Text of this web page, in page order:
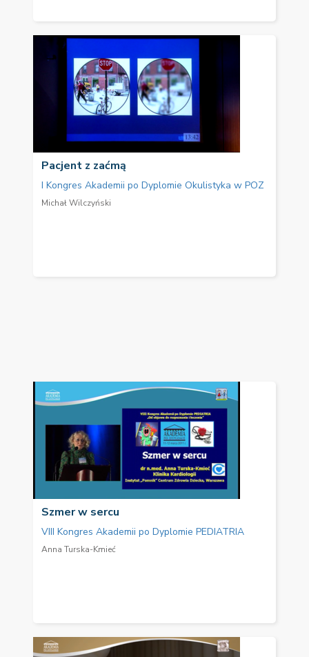
Pacjent z zaćmą
I Kongres Akademii po Dyplomie Okulistyka w POZ
Michał Wilczyński
Szmer w sercu
VIII Kongres Akademii po Dyplomie PEDIATRIA
Anna Turska-Kmieć